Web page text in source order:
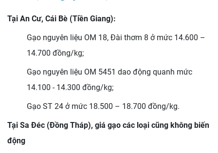
Tại An Cư, Cái Bè (Tiền Giang):
Gạo nguyên liệu OM 18, Đài thơm 8 ở mức 14.600 –
14.700 đồng/kg;
Gạo nguyên liệu OM 5451 dao động quanh mức
14.100 - 14.300 đồng/kg;
Gạo ST 24 ở mức 18.500 – 18.700 đồng/kg.
Tại Sa Đéc (Đồng Tháp), giá gạo các loại cũng không biến
động